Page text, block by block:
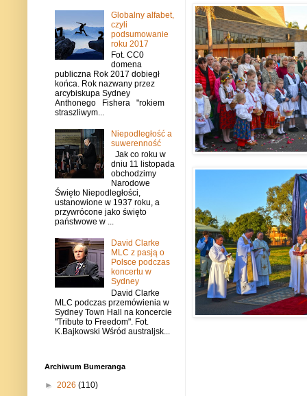
Globalny alfabet,
czyli
podsumowanie
roku 2017
Fot. CC0
domena
publiczna Rok 2017 dobiegł
końca. Rok nazwany przez
arcybiskupa Sydney
Anthonego Fishera "rokiem
straszliwym...
Niepodległość a
suwerenność
Jak co roku w
dniu 11 listopada
obchodzimy
Narodowe
Święto Niepodległości,
ustanowione w 1937 roku, a
przywrócone jako święto
państwowe w ...
David Clarke
MLC z pasją o
Polsce podczas
koncertu w
Sydney
David Clarke
MLC podczas przemówienia w
Sydney Town Hall na koncercie
"Tribute to Freedom". Fot.
K.Bajkowski Wśród australjsk...
Archiwum Bumeranga
► 2026 (110)